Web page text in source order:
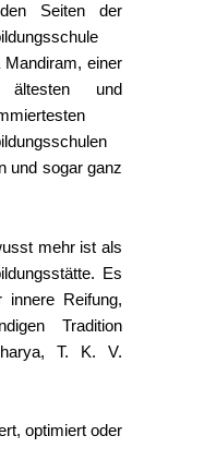
Seiten der
Mandiram, einer
und
und sogar ganz
mehr ist als
Es
Reifung,
Tradition
T. K. V.
optimiert oder